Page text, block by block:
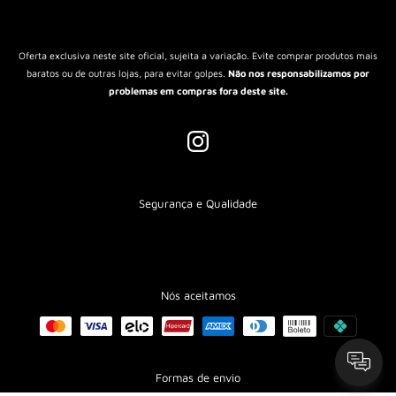
CADASTRE-SE E RECEBA 10% OFF NA SUA PRIMEIRA COMPRA!
Termos de Serviço
Oferta exclusiva neste site oficial, sujeita a variação. Evite comprar produtos mais
baratos ou de outras lojas, para evitar golpes. Não nos responsabilizamos por
problemas em compras fora deste site.
Segurança e Qualidade
Nós aceitamos
Formas de envio